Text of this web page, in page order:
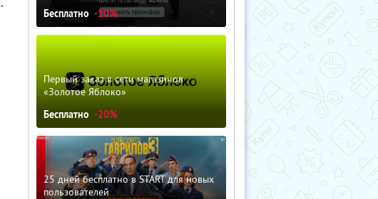
Бесплатно -10%
Первый заказ в сети магазинов
«Золотое Яблоко»
Бесплатно -20%
25 дней бесплатно в START для новых
пользователей